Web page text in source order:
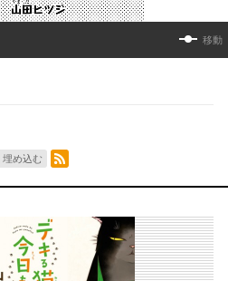
移動
埋め込む
RSSフィード